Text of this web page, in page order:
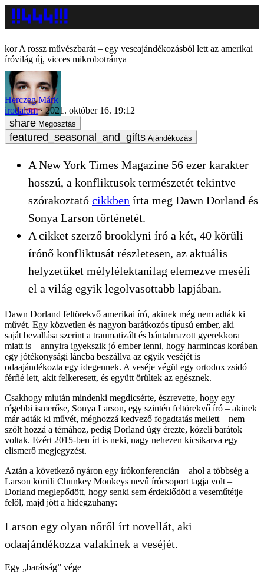
A rossz művészbarát – egy veseajándékozásból lett az amerikai
íróvilág új, vicces mikrobotránya
Herczeg Márk
irodalom
2021. október 16. 19:12
Megosztás
Ajándékozás
A New York Times Magazine 56 ezer karakter
hosszú, a konfliktusok természetét tekintve
szórakoztató cikkben írta meg Dawn Dorland és
Sonya Larson történetét.
A cikket szerző brooklyni író a két, 40 körüli
írónő konfliktusát részletesen, az aktuális
helyzetüket mélylélektanilag elemezve meséli
el a világ egyik legolvasottabb lapjában.
Dawn Dorland feltörekvő amerikai író, akinek még nem adták ki
művét. Egy közvetlen és nagyon barátkozós típusú ember, aki –
saját bevallása szerint a traumatizált és bántalmazott gyerekkora
miatt is – annyira igyekszik jó ember lenni, hogy harmincas korában
egy jótékonysági láncba beszállva az egyik veséjét is
odaajándékozta egy idegennek. A veséje végül egy ortodox zsidó
férfié lett, akit felkeresett, és együtt örültek az egésznek.
Csakhogy miután mindenki megdicsérte, észrevette, hogy egy
régebbi ismerőse, Sonya Larson, egy szintén feltörekvő író – akinek
már adták ki művét, méghozzá kedvező fogadtatás mellett – nem
szólt hozzá a témához, pedig Dorland úgy érezte, közeli barátok
voltak. Ezért 2015-ben írt is neki, nagy nehezen kicsikarva egy
elismerő megjegyzést.
Aztán a következő nyáron egy írókonferencián – ahol a többség a
Larson körüli Chunkey Monkeys nevű írócsoport tagja volt –
Dorland meglepődött, hogy senki sem érdeklődött a veseműtétje
felől, majd jött a hidegzuhany:
Larson egy olyan nőről írt novellát, aki
odaajándékozza valakinek a veséjét.
Egy „barátság” vége